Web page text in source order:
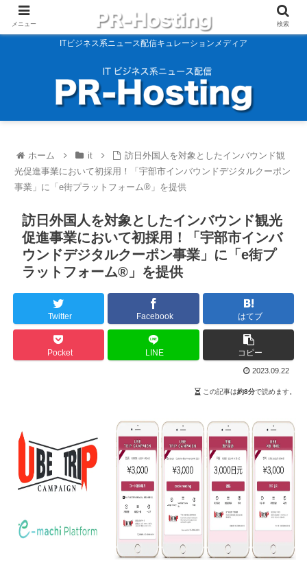
ITビジネス系ニュース配信キュレーションメディア
ホーム it
訪日外国人を対象としたインバウンド観
光促進事業において初採用！「宇部市インバウンドデジタルクーポン
事業」に「e街プラットフォーム®」を提供
訪日外国人を対象としたインバウンド観光
促進事業において初採用！「宇部市インバ
ウンドデジタルクーポン事業」に「e街プ
ラットフォーム®」を提供
Twitter Facebook はてブ
Pocket LINE コピー
2023.09.22
この記事は約8分で読めます。
メニュー 検索